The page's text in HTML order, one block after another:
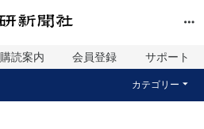
購読案内 会員登録 サポート
カテゴリー